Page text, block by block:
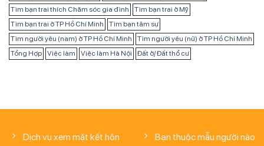
Tìm bạn trai thích Chăm sóc gia đình
Tìm bạn trai ở Mỹ
Tìm bạn trai ở TP Hồ Chí Minh
Tìm bạn tâm sự
Tìm người yêu (nam) ở TP Hồ Chí Minh
Tìm người yêu (nữ) ở TP Hồ Chí Minh
Tổng Hợp
Việc làm Việc làm Hà Nội Đất ở/ Đất thổ cư
Dịch vụ xem mặt kết hôn Bạn thuộc mẫu người nào